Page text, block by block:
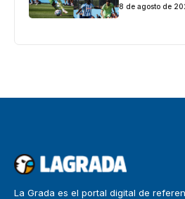
8 de agosto de
La Grada es el portal digital de